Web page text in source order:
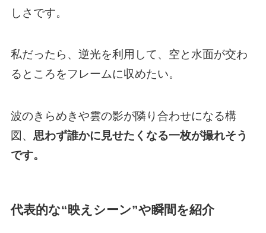
しさです。
私だったら、逆光を利用して、空と水面が交わ
るところをフレームに収めたい。
波のきらめきや雲の影が隣り合わせになる構
図、 思わず誰かに見せたくなる一枚が撮れそう
です。
代表的な“映えシーン”や瞬間を紹介